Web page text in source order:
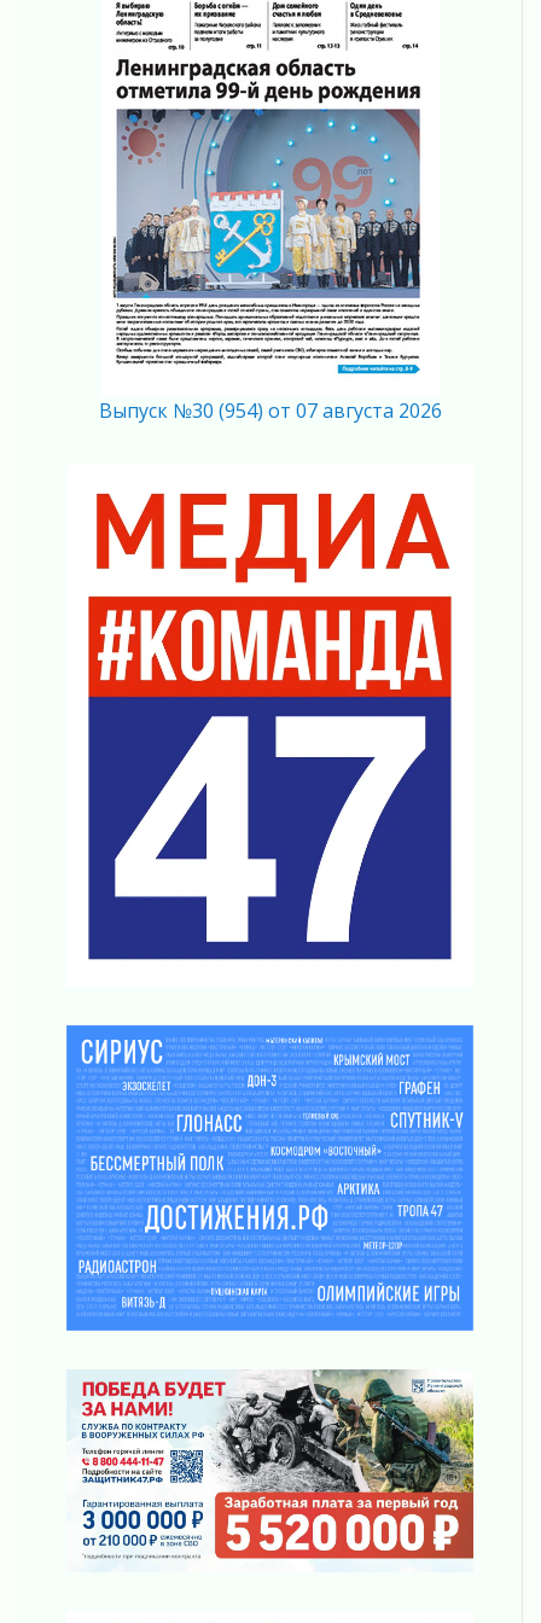
На лидирующих позициях
04 августа 2026
Итоги конкурса «Лучший работник
Кадрового центра – 2026» подведены!
04 августа 2026
Ставка на дисциплину на перекрестках
В Ленобласти растет потребление
мобильного трафика
04 августа 2026
Полумрак бьёт по карману
04 августа 2026
04 августа 2026
Регион готовится к выборам
04 августа 2026
Никакого принуждения, только письменное
согласие
04 августа 2026
Без риска для здоровья и кошелька
04 августа 2026
Важная информация
Что делать со сбережениями
Награды нашли строителей
03 августа 2026
Ленобласть повышает производительность
Поддержка волонтерских объединений
часа
03 августа 2026
Музеи Ленобласти обновляют пространства
03 августа 2026
Новая площадка: 2027
03 августа 2026
Часть медиков в Ленобласти сможет
рассчитывать на доплату от региона
03 августа 2026
За сутки в Ленинградской области
ликвидировали 10 пожаров
03 августа 2026
Клюква наливается, но в корзинку пока не
просится
03 августа 2026
Строительные компании Ленобласти
подняли зарплаты почти на 40% за год
03 августа 2026
Шесть новых жизней в честь дня рождения
Ленинградской области
Выпуск №30 (954) от 07 августа 2026